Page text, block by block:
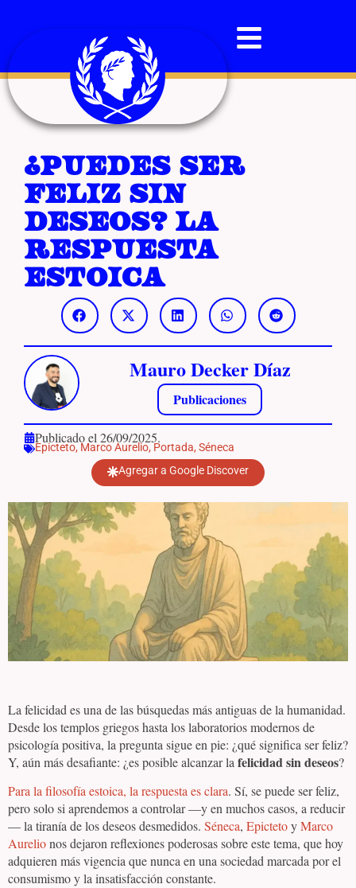
¿Puedes ser
feliz sin
deseos? La
respuesta
estoica
Mauro Decker Díaz
Publicaciones
Publicado el 26/09/2025.
Epicteto, Marco Aurelio, Portada, Séneca
Agregar a Google Discover
La felicidad es una de las búsquedas más antiguas de la humanidad.
Desde los templos griegos hasta los laboratorios modernos de
psicología positiva, la pregunta sigue en pie: ¿qué significa ser feliz?
Y, aún más desafiante: ¿es posible alcanzar la felicidad sin deseos?
Para la filosofía estoica, la respuesta es clara. Sí, se puede ser feliz,
pero solo si aprendemos a controlar —y en muchos casos, a reducir
— la tiranía de los deseos desmedidos. Séneca, EpictetoyMarco
Aurelionos dejaron reflexiones poderosas sobre este tema, que hoy
adquieren más vigencia que nunca en una sociedad marcada por el
consumismo y la insatisfacción constante.